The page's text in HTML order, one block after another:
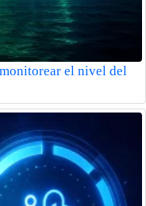
el nivel del